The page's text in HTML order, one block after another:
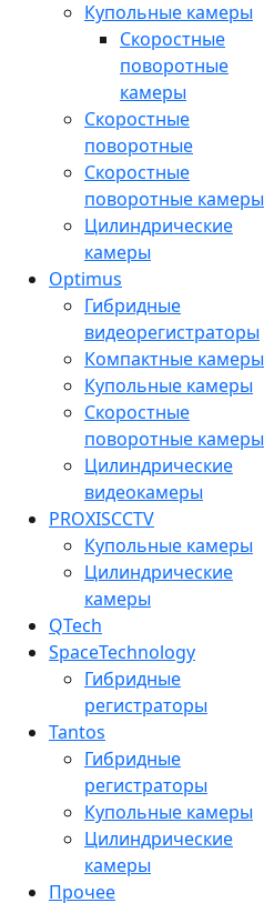
Купольные камеры
Скоростные
поворотные
камеры
Скоростные
поворотные
Скоростные
поворотные камеры
Цилиндрические
камеры
Optimus
Гибридные
видеорегистраторы
Компактные камеры
Купольные камеры
Скоростные
поворотные камеры
Цилиндрические
видеокамеры
PROXISCCTV
Купольные камеры
Цилиндрические
камеры
QTech
SpaceTechnology
Гибридные
регистраторы
Tantos
Гибридные
регистраторы
Купольные камеры
Цилиндрические
камеры
Прочее